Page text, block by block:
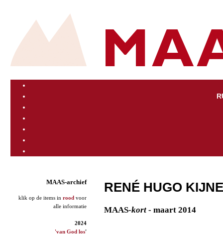
MAAS-archief
klik op de items in rood voor
alle informatie
2024
'van God los'
RENÉ HUGO
MAAS-kort - maart 2014